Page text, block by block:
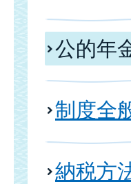
公的年
制度全
納税方